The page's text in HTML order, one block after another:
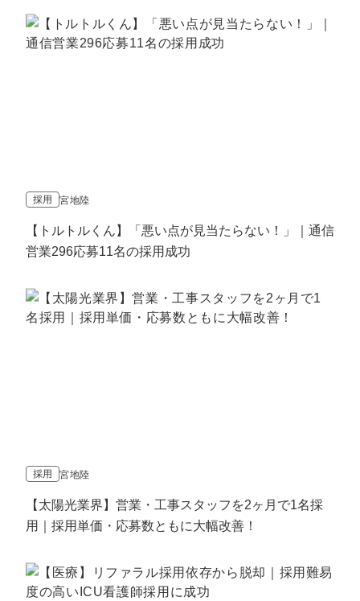
採用 宮地陸
【トルトルくん】「悪い点が見当たらない！」｜通信
営業296応募11名の採用成功
採用 宮地陸
【太陽光業界】営業・工事スタッフを2ヶ月で1名採
用｜採用単価・応募数ともに大幅改善！